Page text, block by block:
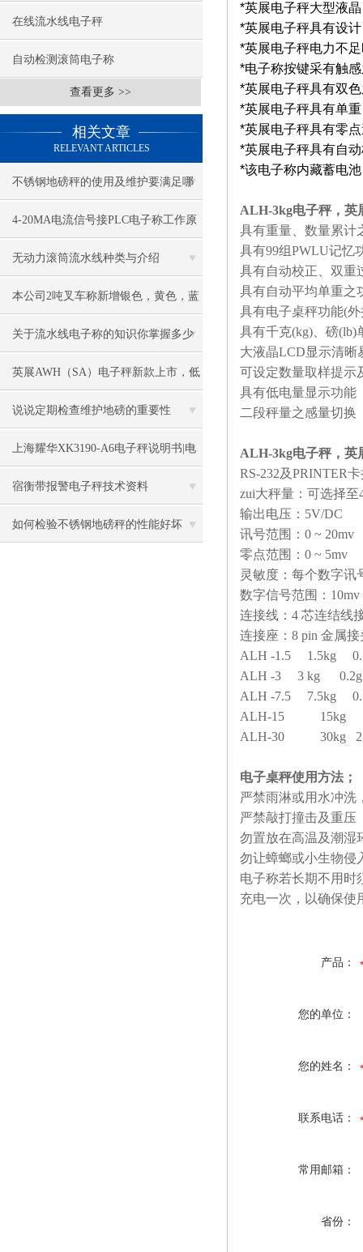
在线流水线电子秤
自动检测滚筒电子称
查看更多 >>
相关文章
RELEVANT ARTICLES
不锈钢地磅秤的使用及维护要满足哪
些要求
4-20MA电流信号接PLC电子称工作原
理
无动力滚筒流水线种类与介绍
本公司2吨叉车称新增银色，黄色，蓝
色，黑色可选
关于流水线电子称的知识你掌握多少
英展AWH（SA）电子秤新款上市，低
价冲市场
说说定期检查维护地磅的重要性
上海耀华XK3190-A6电子秤说明书|电
子秤|电子叉车称|磅秤
宿衡带报警电子秤技术资料
如何检验不锈钢地磅秤的性能好坏
*英展电子秤大型液晶
*英展电子秤具有设
*英展电子秤电力不
*电子称按键采有触
*英展电子秤具有双
*英展电子秤具有单
*英展电子秤具有零
*英展电子秤具有自
*该电子称内藏蓄电
ALH-3kg电子秤，英
具有重量、数量累计
具有99组PWLU记忆
具有自动校正、双重
具有自动平均单重之
具有电子桌秤功能(外
具有千克(kg) 、磅(lb)
大液晶LCD显示清晰
可设定数量取样提示
具有低电量显示功能
二段秤量之感量切换
ALH-3kg电子秤，英
RS-232及PRINTER卡
zui大秤量：可选择至
输出电压： 5V/DC
讯号范围： 0 ~ 20mv
零点范围： 0 ~ 5mv
灵敏度：每个数字讯
数字信号范围： 10mv
连接线： 4 芯连结线
连接座： 8 pin 金属接
ALH -1.5 1.5kg
ALH -3 3 kg
ALH -7.5 7.5kg
ALH-15 15kg
ALH-30 30kg
电子桌秤使用方法；
严禁雨淋或用水冲洗
严禁敲打撞击及重压
勿置放在高温及潮湿
勿让蟑螂或小生物侵
电子称若长期不用时
充电一次，以确保使
产品：
您的单位：
您的姓名：
联系电话：
常用邮箱：
省份：